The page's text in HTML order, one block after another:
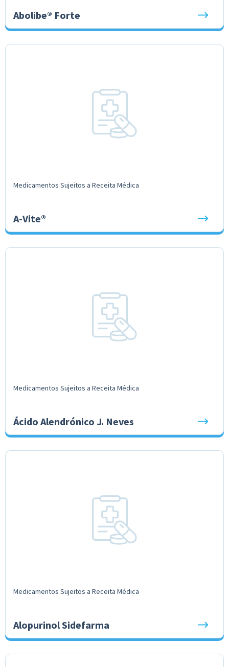
Abolibe® Forte
Medicamentos Sujeitos a Receita Médica
A-Vite®
Medicamentos Sujeitos a Receita Médica
Ácido Alendrónico J. Neves
Medicamentos Sujeitos a Receita Médica
Alopurinol Sidefarma